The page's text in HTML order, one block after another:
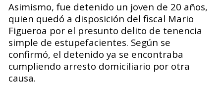
Asimismo, fue detenido un joven de 20 años,
quien quedó a disposición del fiscal Mario
Figueroa por el presunto delito de tenencia
simple de estupefacientes. Según se
confirmó, el detenido ya se encontraba
cumpliendo arresto domiciliario por otra
causa.